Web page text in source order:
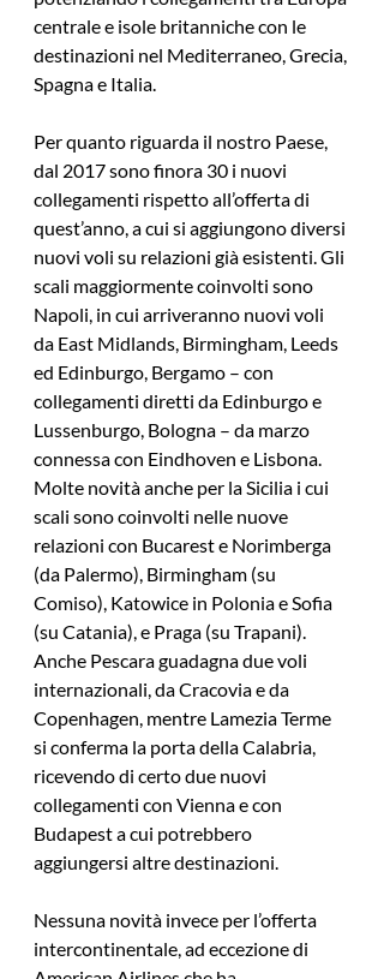
centrale e isole britanniche con le
destinazioni nel Mediterraneo, Grecia,
Spagna e Italia.
Per quanto riguarda il nostro Paese,
dal 2017 sono finora 30 i nuovi
collegamenti rispetto all’offerta di
quest’anno, a cui si aggiungono diversi
nuovi voli su relazioni già esistenti. Gli
scali maggiormente coinvolti sono
Napoli, in cui arriveranno nuovi voli
da East Midlands, Birmingham, Leeds
ed Edinburgo, Bergamo – con
collegamenti diretti da Edinburgo e
Lussenburgo, Bologna – da marzo
connessa con Eindhoven e Lisbona.
Molte novità anche per la Sicilia i cui
scali sono coinvolti nelle nuove
relazioni con Bucarest e Norimberga
(da Palermo), Birmingham (su
Comiso), Katowice in Polonia e Sofia
(su Catania), e Praga (su Trapani).
Anche Pescara guadagna due voli
internazionali, da Cracovia e da
Copenhagen, mentre Lamezia Terme
si conferma la porta della Calabria,
ricevendo di certo due nuovi
collegamenti con Vienna e con
Budapest a cui potrebbero
aggiungersi altre destinazioni.
Nessuna novità invece per l’offerta
intercontinentale, ad eccezione di